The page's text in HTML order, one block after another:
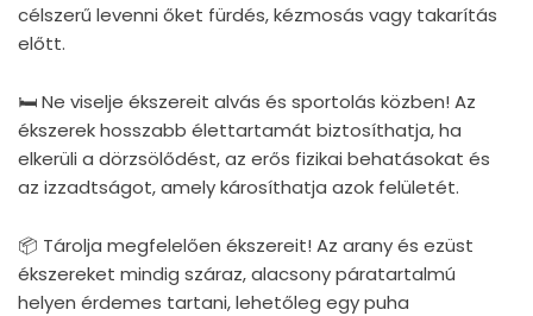
célszerű levenni őket fürdés, kézmosás vagy takarítás
előtt.
🛏 Ne viselje ékszereit alvás és sportolás közben! Az
ékszerek hosszabb élettartamát biztosíthatja, ha
elkerüli a dörzsölődést, az erős fizikai behatásokat és
az izzadtságot, amely károsíthatja azok felületét.
📦 Tárolja megfelelően ékszereit! Az arany és ezüst
ékszereket mindig száraz, alacsony páratartalmú
helyen érdemes tartani, lehetőleg egy puha